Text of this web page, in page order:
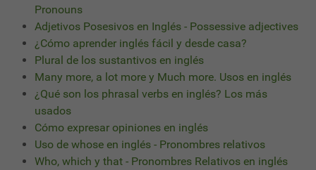
Pronouns
Adjetivos Posesivos en Inglés - Possessive adjectives
¿Cómo aprender inglés fácil y desde casa?
Plural de los sustantivos en inglés
Many more, a lot more y Much more. Usos en inglés
¿Qué son los phrasal verbs en inglés? Los más
usados
Cómo expresar opiniones en inglés
Uso de whose en inglés - Pronombres relativos
Who, which y that - Pronombres Relativos en inglés